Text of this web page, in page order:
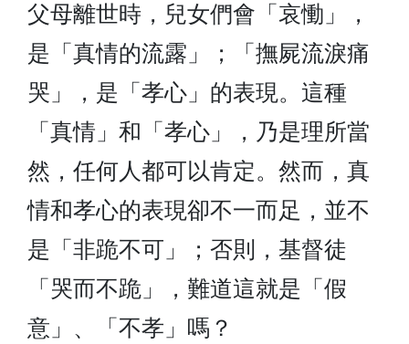
父母離世時，兒女們會「哀慟」，
是「真情的流露」；「撫屍流淚痛
哭」，是「孝心」的表現。這種
「真情」和「孝心」，乃是理所當
然，任何人都可以肯定。然而，真
情和孝心的表現卻不一而足，並不
是「非跪不可」；否則，基督徒
「哭而不跪」，難道這就是「假
意」、「不孝」嗎？